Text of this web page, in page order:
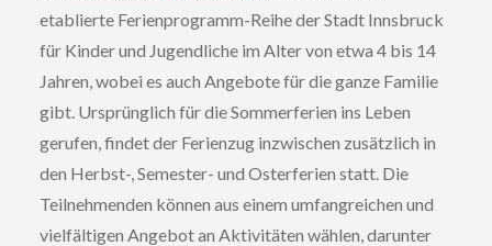
etablierte Ferienprogramm-Reihe der Stadt Innsbruck
für Kinder und Jugendliche im Alter von etwa 4 bis 14
Jahren, wobei es auch Angebote für die ganze Familie
gibt. Ursprünglich für die Sommerferien ins Leben
gerufen, findet der Ferienzug inzwischen zusätzlich in
den Herbst-, Semester- und Osterferien statt. Die
Teilnehmenden können aus einem umfangreichen und
vielfältigen Angebot an Aktivitäten wählen, darunter